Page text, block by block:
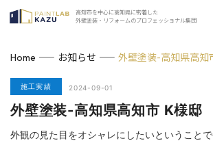
高知市を中心に高知県に密着した
外壁塗装・リフォームのプロフェッショナル集団
Home お知らせ 外壁塗装-高知県高知
施工実績 2024-09-01
外壁塗装-高知県高知市 K様邸
外観の見た目をオシャレにしたいということ